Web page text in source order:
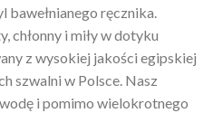
bawełnianego ręcznika.
chłonny i miły w dotyku
z wysokiej jakości egipskiej
szwalni w Polsce. Nasz
i pomimo wielokrotnego